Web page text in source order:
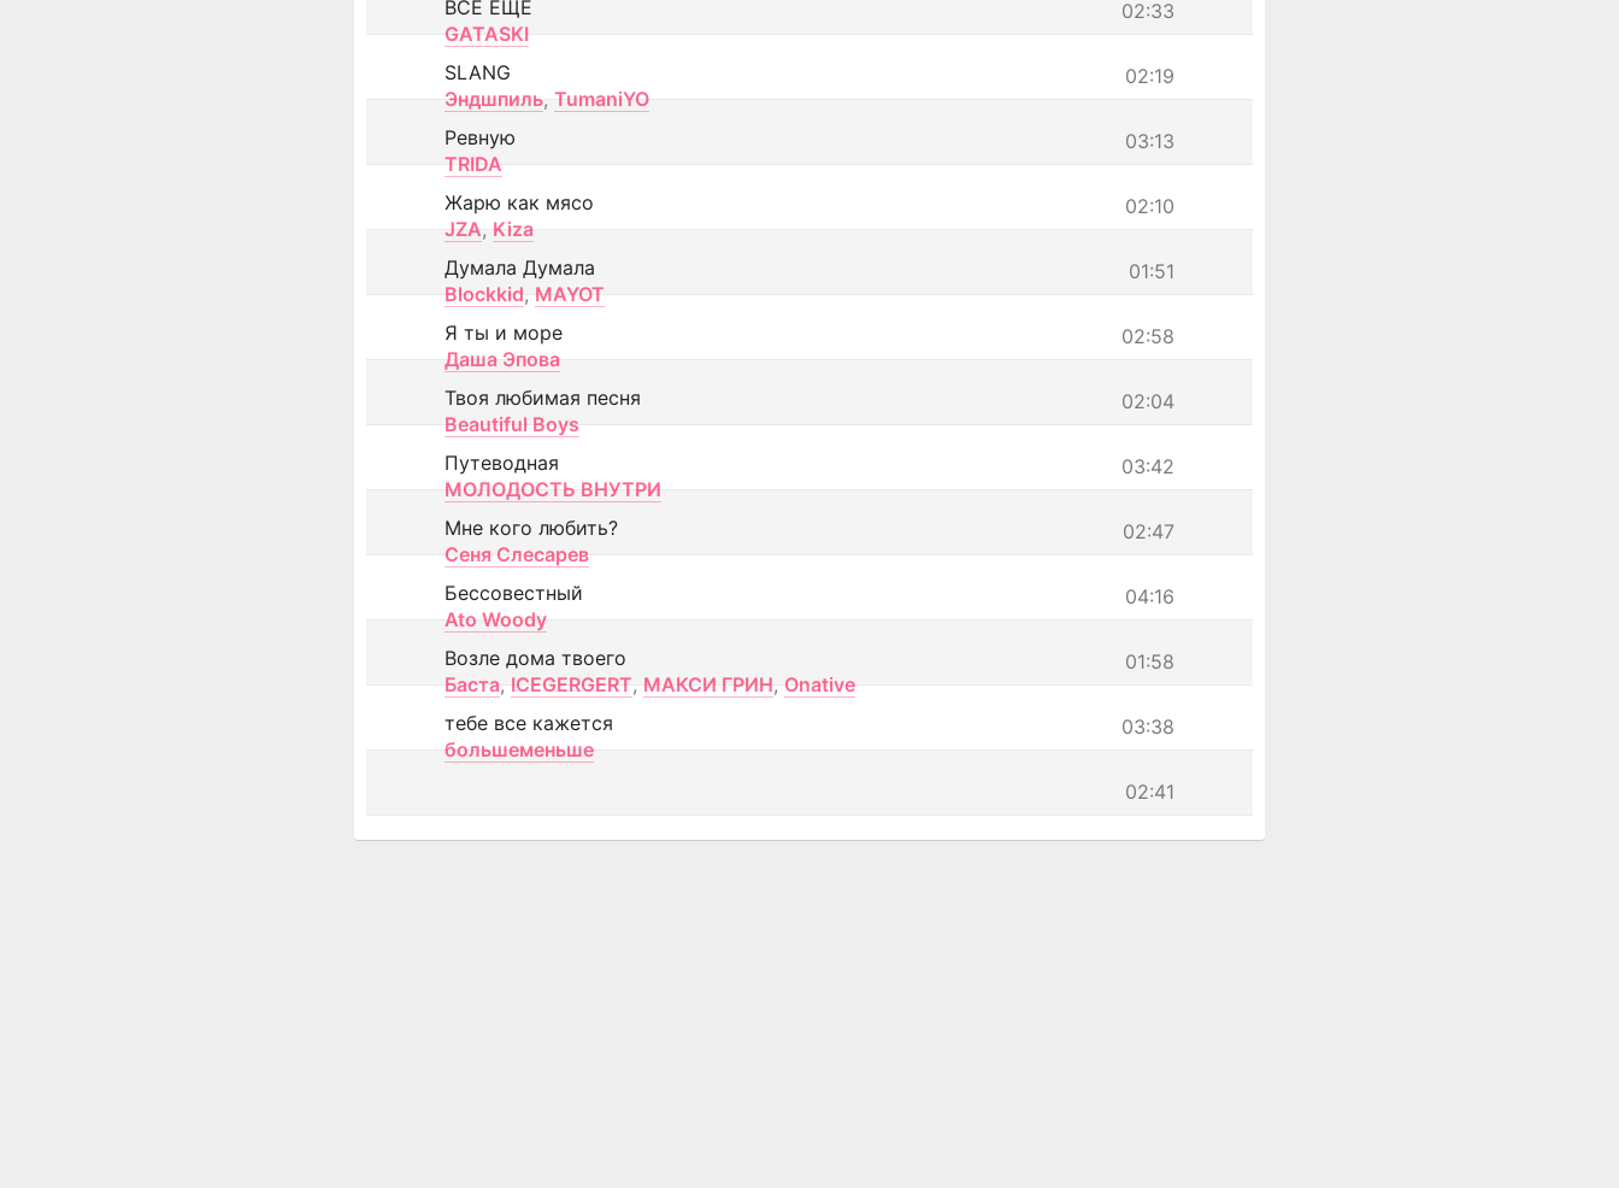
02:33
ВСЕ ЕЩЕ
GATASKI
02:19
SLANG
Эндшпиль, TumaniYO
03:13
Ревную
TRIDA
02:10
Жарю как мясо
JZA, Kiza
01:51
Думала Думала
Blockkid, MAYOT
02:58
Я ты и море
Даша Эпова
02:04
Твоя любимая песня
Beautiful Boys
03:42
Путеводная
МОЛОДОСТЬ ВНУТРИ
02:47
Мне кого любить?
Сеня Слесарев
04:16
Бессовестный
Ato Woody
01:58
Возле дома твоего
Баста, ICEGERGERT, МАКСИ ГРИН, Onative
03:38
тебе все кажется
большеменьше
02:41